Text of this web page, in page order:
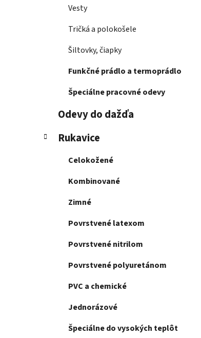
Vesty
Tričká a polokošele
Šiltovky, čiapky
Funkčné prádlo a termoprádlo
Špeciálne pracovné odevy
Odevy do dažďa
Rukavice
Celokožené
Kombinované
Zimné
Povrstvené latexom
Povrstvené nitrilom
Povrstvené polyuretánom
PVC a chemické
Jednorázové
Špeciálne do vysokých teplôt